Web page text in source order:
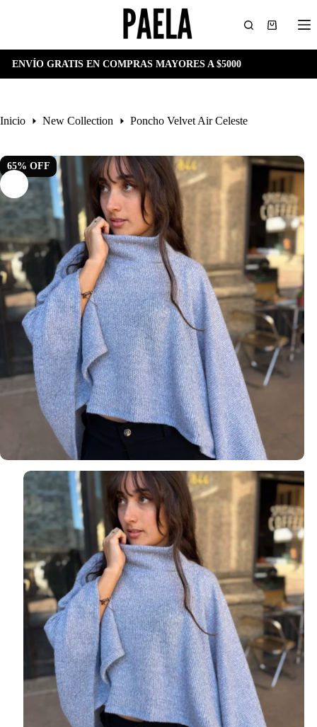
Carro
EN COMPRAS MAYORES A $5000
Inicio New Collection Poncho Velvet Air Celeste
65% OFF